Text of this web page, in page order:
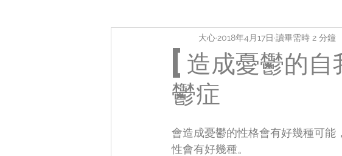
兒童青少年議題 焦慮症
[造成憂鬱的
鬱症
大心 2018年4月17日 讀畢需時 2 分鐘
會造成憂鬱的性格會有好幾種可能
性會有好幾種。